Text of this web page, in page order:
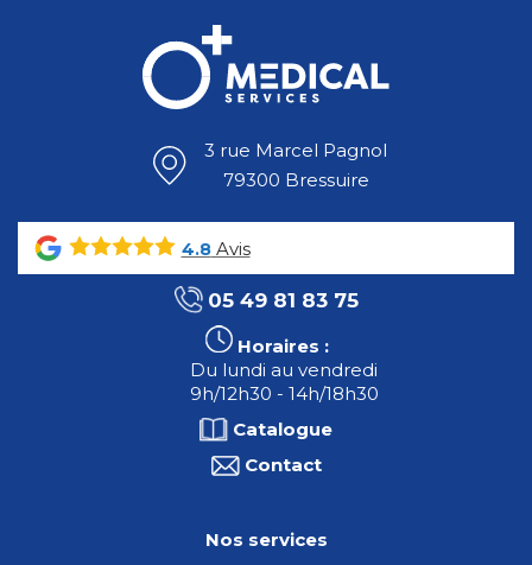
3 rue Marcel Pagnol
79300 Bressuire
4.8Avis
05 49 81 83 75
Horaires :
Du lundi au vendredi
9h/12h30 - 14h/18h30
Catalogue
Contact
Nos services